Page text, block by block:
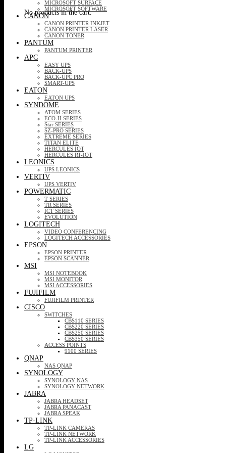
No products in the cart.
MICROSOFT SURFACE
MICROSOFT SOFTWARE
CANON
CANON PRINTER INKJET
CANON PRINTER LASER
CANON TONER
PANTUM
PANTUM PRINTER
APC
EASY UPS
BACK-UPS
BACK-UPC PRO
SMART-UPS
EATON
EATON UPS
SYNDOME
ATOM SERIES
ECO-II SERIES
Star SERIES
SZ-PRO SERIES
EXTREME SERIES
TITAN ELITE
HERCULES IOT
HERCULES RT-IOT
LEONICS
UPS LEONICS
VERTIV
UPS VERTIV
POWERMATIC
T SERIES
TR SERIES
ICT SERIES
EVOLUTION
LOGITECH
VIDEO CONFERENCING
LOGITECH ACCESSORIES
EPSON
EPSON PRINTER
EPSON SCANNER
MSI
MSI NOTEBOOK
MSI MONITOR
MSI ACCESSORIES
FUJIFILM
FUJIFILM PRINTER
CISCO
SWITCHES
CBS110 SERIES
CBS220 SERIES
CBS250 SERIES
CBS350 SERIES
ACCESS POINTS
9100 SERIES
QNAP
NAS QNAP
SYNOLOGY
SYNOLOGY NAS
SYNOLOGY NETWORK
JABRA
JABRA HEADSET
JABRA PANACAST
JABRA SPEAK
TP-LINK
TP-LINK CAMERAS
TP-LINK NETWORK
TP-LINK ACCESSORIES
LG